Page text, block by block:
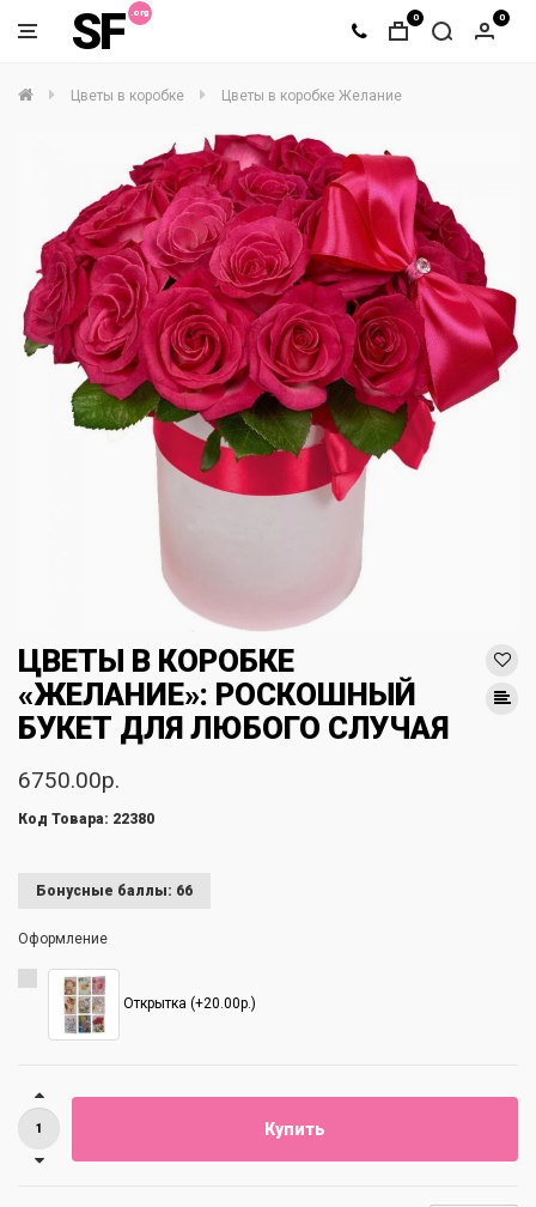
SF 0 0
Цветы в коробке Цветы в коробке Желание
ЦВЕТЫ В КОРОБКЕ
«ЖЕЛАНИЕ»: РОСКОШНЫЙ
БУКЕТ ДЛЯ ЛЮБОГО СЛУЧАЯ
6750.00р.
Код Товара: 22380
Бонусные баллы: 66
Оформление
Открытка (+20.00р.)
Купить